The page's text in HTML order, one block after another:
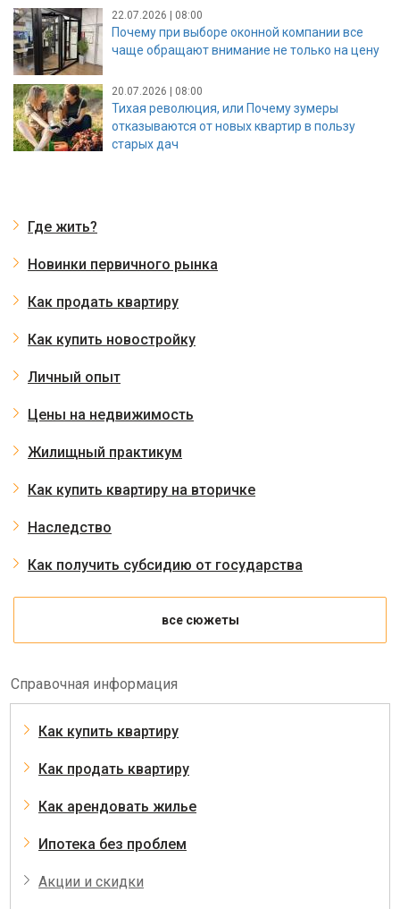
22.07.2026 | 08:00
Почему при выборе оконной компании все
чаще обращают внимание не только на цену
20.07.2026 | 08:00
Тихая революция, или Почему зумеры
отказываются от новых квартир в пользу
старых дач
Где жить?
Новинки первичного рынка
Как продать квартиру
Как купить новостройку
Личный опыт
Цены на недвижимость
Жилищный практикум
Как купить квартиру на вторичке
Наследство
Как получить субсидию от государства
все сюжеты
Справочная информация
Как купить квартиру
Как продать квартиру
Как арендовать жилье
Ипотека без проблем
Акции и скидки